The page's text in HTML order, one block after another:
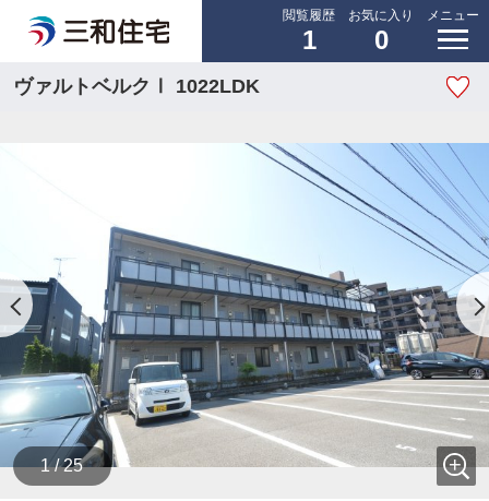
閲覧履歴
1
お気に入り
0
メニュー
ヴァルトベルクⅠ 1022LDK
1 / 25